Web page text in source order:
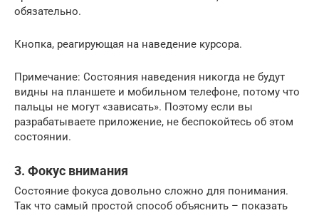
обязательно.
Кнопка, реагирующая на наведение курсора.
Примечание: Состояния наведения никогда не будут
видны на планшете и мобильном телефоне, потому что
пальцы не могут «зависать». Поэтому если вы
разрабатываете приложение, не беспокойтесь об этом
состоянии.
3. Фокус внимания
Состояние фокуса довольно сложно для понимания.
Так что самый простой способ объяснить – показать